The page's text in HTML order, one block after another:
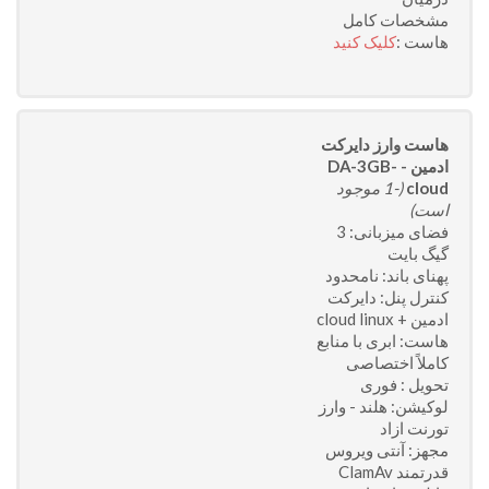
مشخصات کامل
هاست :کلیک کنید
هاست وارز دایرکت
ادمین - DA-3GB-
cloud
(-1 موجود
است)
فضای میزبانی: 3
گیگ بایت
پهنای باند: نامحدود
کنترل پنل: دایرکت
ادمین + cloud linux
هاست: ابری با منابع
کاملاً اختصاصی
تحویل : فوری
لوکیشن: هلند - وارز
تورنت ازاد
مجهز: آنتی ویروس
قدرتمند ClamAv